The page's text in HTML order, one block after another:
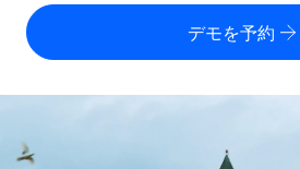
Contractor of Record
世界中の契約社員と法令を遵守して契
Remoteを他社と比較
従業員コスト計算ツール
English
Nederlands
デモを予約